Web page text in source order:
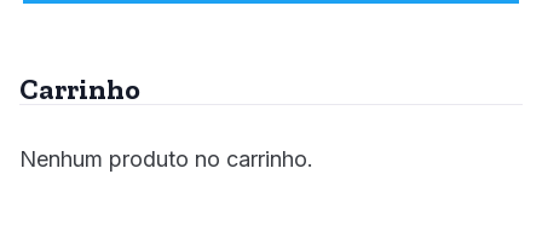
Carrinho
Nenhum produto no carrinho.